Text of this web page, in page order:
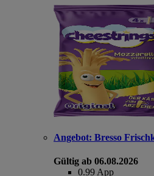
Angebot: Bresso
Gültig ab 06.08.2026
0.99 App